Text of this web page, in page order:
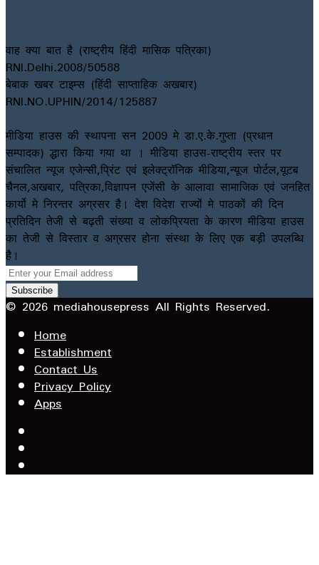
वाह क्या बात है (राष्ट्रीय हिंदी मासिक पत्रिका)
RNI.Delhi.2008/50588
बेबाक खबर टाइम्स (हिंदी साप्ताहिक अखबार)
RNI.NO.UPHIN/2014/125887
मीडिया हाउस की स्थापना सन 2009 मे डा.ए.के.गुप्ता (प्रधान
सम्पादक) द्धारा किया गया था । मीडिया हाउस-राष्ट्रीय स्तर पर
संचालित न्यूज एजेन्सी,प्रिंट एवं इलेक्ट्रॉनिक मीडिया,न्यूज पोर्टल,यूटब
चैनल,अखबार, पत्रिका,विज्ञापन एजेंसी के आलावा सामाजिक एवं जनहित
कार्यो मे निरन्तर अग्रसर है। देश विदेश राज्यों मे पाठकों की दिन
प्रतिदिन तेजी से बढ़ती संख्या व लोकप्रियता के कारण मीडिया हाउस
का तेजी से विस्तार व अग्रसर होना संस्था के लिए एक बड़ी उपलब्धि
है।
Enter
your
Email
© 2026 mediahousepress All Rights Reserved.
Home
Establishment
Contact Us
Privacy Policy
Apps